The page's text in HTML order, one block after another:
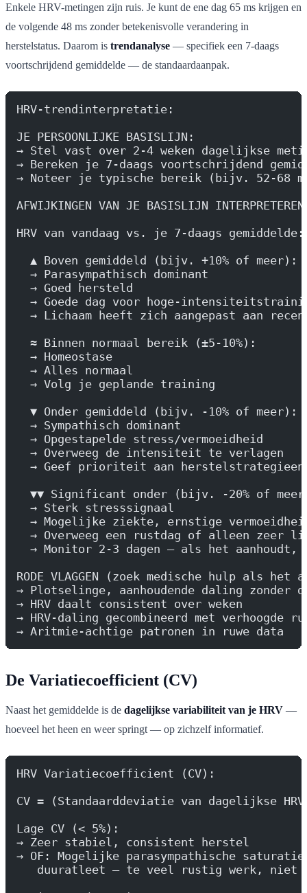
Enkele HRV-metingen zijn ruis. Je kunt de ene dag 65 ms krijgen en
de volgende 48 ms zonder betekenisvolle verandering in
herstelstatus. Daarom is trendanalyse — specifiek een 7-daags
voortschrijdend gemiddelde — de standaardaanpak.
HRV-trendinterpretatie:
JE PERSOONLIJKE BASISLIJN:
→ Stel vast over 2-4 weken dagelijkse
→ Bereken je 7-daags voortschrijdend
→ Noteer je typische bereik (bijv. 52-68
AFWIJKINGEN VAN JE BASISLIJN
HRV van vandaag vs. je 7-daags gemiddelde:
  ▲ Boven gemiddeld (bijv. +10% of meer):
  → Parasympathisch dominant
  → Goed hersteld
→ Goede dag voor hoge-
→ Lichaam heeft zich aangepast aan
  ≈ Binnen normaal bereik (±5-10%):
  → Homeostase
  → Alles normaal
  → Volg je geplande training
  ▼ Onder gemiddeld (bijv. -10% of meer):
  → Sympathisch dominant
  → Opgestapelde stress/vermoeidheid
  → Overweeg de intensiteit te verlagen
  → Geef prioriteit aan herstelstrategieen
▼▼ Significant onder (bijv. -20% of
  → Sterk stresssignaal
→ Mogelijke ziekte, ernstige
→ Overweeg een rustdag of alleen zeer
→ Monitor 2-3 dagen — als het aanhoudt,
RODE VLAGGEN (zoek medische hulp als het
→ Plotselinge, aanhoudende daling zonder
→ HRV daalt consistent over weken
→ HRV-daling gecombineerd met verhoogde
→ Aritmie-achtige patronen in ruwe data
De Variatiecoefficient (CV)
Naast het gemiddelde is de dagelijkse variabiliteit van je HRV —
hoeveel het heen en weer springt — op zichzelf informatief.
HRV Variatiecoefficient (CV):
CV = (Standaarddeviatie van dagelijkse
Lage CV (< 5%):
→ Zeer stabiel, consistent herstel
→ OF: Mogelijke parasympathische
duuratleet — te veel rustig werk, niet